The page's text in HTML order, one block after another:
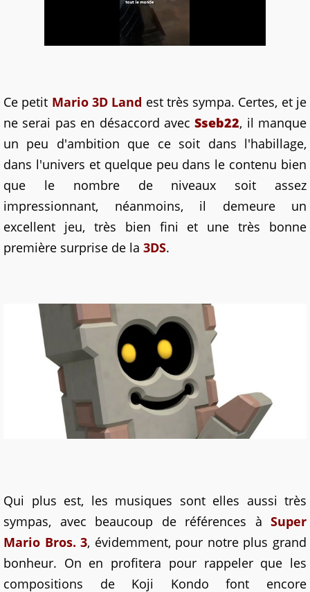
Ce petit Mario 3D Land est très sympa. Certes, et je
ne serai pas en désaccord avecSseb22, il manque
un peu d'ambition que ce soit dans l'habillage,
dans l'univers et quelque peu dans le contenu bien
que le nombre de niveaux soit assez
impressionnant, néanmoins, il demeure un
excellent jeu, très bien fini et une très bonne
première surprise de la 3DS.
Qui plus est, les musiques sont elles aussi très
sympas, avec beaucoup de références à Super
Mario Bros. 3, évidemment, pour notre plus grand
bonheur. On en profitera pour rappeler que les
compositions de Koji Kondo font encore